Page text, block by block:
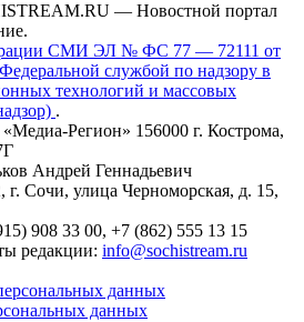
— Новостной портал
СМИ ЭЛ № ФС 77 — 72111 от
службой по надзору в
технологий и массовых
.
Регион» 156000 г. Кострома,
Андрей Геннадьевич
г. Сочи, улица Черноморская, д. 15,
908 33 00, +7 (862) 555 13 15
редакции: info@sochistream.ru
данных
данных